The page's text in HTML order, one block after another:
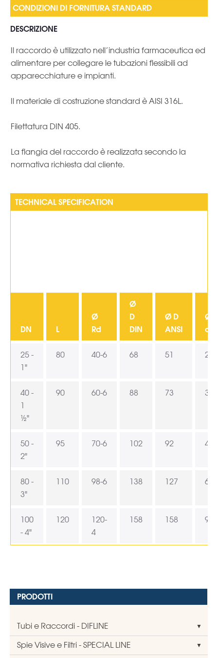
PRODOTTI
Tubi e Raccordi - DIFLINE
Spie Visive e Filtri - SPECIAL LINE
DESCRIZIONE
Il raccordo è utilizzato nell’industria farmaceutica ed
alimentare per collegare le tubazioni flessibili ad
apparecchiature e impianti.
Il materiale di costruzione standard è AISI 316L.
Filettatura DIN 405.
La flangia del raccordo è realizzata secondo la
normativa richiesta dal cliente.
TECHNICAL SPECIFICATION
DN L
Ø
Rd
Ø
D
DIN
Ø D
ANSI
Ø
d1
25 -
1"
80 40-6 68 51 21
40 -
1
½"
90 60-6 88 73 34
50 -
2"
95 70-6 102 92 46
80 -
3"
110 98-6 138 127 69
100
- 4"
120
120-
4
158 158 96